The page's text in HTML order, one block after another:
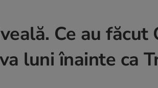
Ce au făcut
luni înainte ca